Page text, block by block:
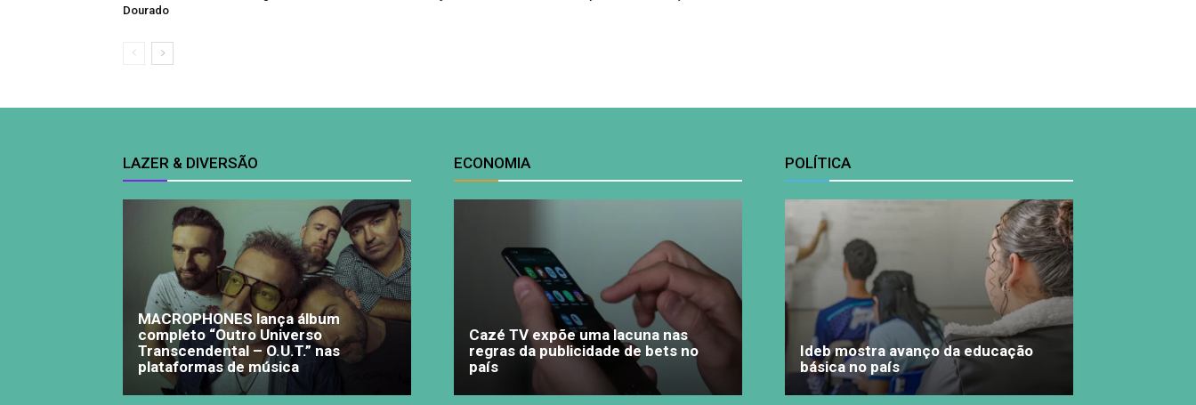
Dourado
LAZER & DIVERSÃO
MACROPHONES lança álbum
completo “Outro Universo
Transcendental – O.U.T.” nas
plataformas de música
ECONOMIA
Cazé TV expõe uma lacuna nas
regras da publicidade de bets no
país
POLÍTICA
Ideb mostra avanço da educação
básica no país